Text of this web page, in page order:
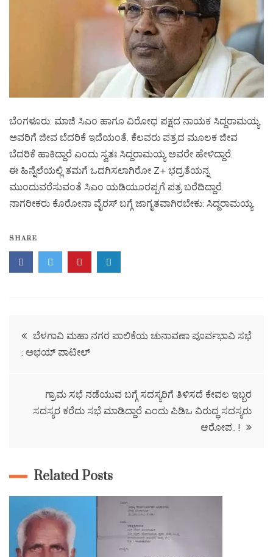
ಬೆಂಗಳೂರು: ಮಾಜಿ ಸಿಎಂ ಹಾಗೂ ವಿರೋಧ ಪಕ್ಷದ ನಾಯಕ ಸಿದ್ದರಾಮಯ್ಯ
ಅವರಿಗೆ ಜೀವ ಬೆದರಿಕೆ ಇದೆಯಂತೆ. ಕೆಲವರು ಪತ್ರದ ಮೂಲಕ ಜೀವ
ಬೆದರಿಕೆ ಹಾಕಿದ್ದಾರೆ ಎಂದು ಸ್ವತಃ ಸಿದ್ದರಾಮಯ್ಯ ಅವರೇ ಹೇಳಿದ್ದಾರೆ.
ಈ ಹಿನ್ನೆಲೆಯಲ್ಲಿ ತಮಗೆ ಒದಗಿಸಲಾಗಿರೋ Z+ ಭದ್ರತೆಯನ್ನ
ಮುಂದುವರೆಸುವಂತೆ ಸಿಎಂ ಯಡಿಯೂರಪ್ಪಗೆ ಪತ್ರ ಬರೆದಿದ್ದಾರೆ.
ನಾಗರೀಕರು ಕೊರೋನಾ ವೈರಸ್ ಬಗ್ಗೆ ಜಾಗೃತವಾಗಿರಬೇಕು: ಸಿದ್ದರಾಮಯ್ಯ
SHARE
ಬೆಳಗಾವಿ ಮಹಾ ನಗರ ಪಾಲಿಕೆಯ ಚುನಾವಣಾ ಪೂರ್ವಭಾವಿ ಸಭೆ
: ಅಭಯ್ ಪಾಟೀಲ್
ಗ್ರಾಮ ಸಭೆ ನಡೆಯುವ ಬಗ್ಗೆ ಸದಸ್ಯರಿಗೆ ತಿಳಿಸದೆ ಕೇವಲ ಇಬ್ಬರ
ಸದಸ್ಯರ ಕರೆದು ಸಭೆ ಮಾಡಿದ್ದಾರೆ ಎಂದು ಪಿಡಿಒ ವಿರುದ್ಧ ಸದಸ್ಯರು
ಆರೋಪ.. !
Related Posts